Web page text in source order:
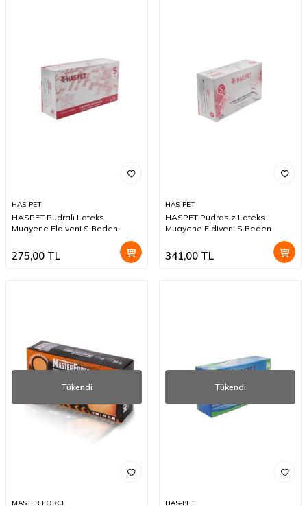
HAS-PET
HASPET Pudralı Lateks
Muayene Eldiveni S Beden
275,00 TL
HAS-PET
HASPET Pudrasız Lateks
Muayene Eldiveni S Beden
341,00 TL
Tükendi
MASTER FORCE
Tükendi
HAS-PET